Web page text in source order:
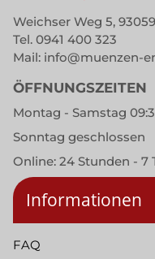
Weichser Weg 5,
Tel. 0941 400 323
Mail: info@muenzen-
ÖFFNUNGSZEITEN
Montag - Samstag
Sonntag geschlossen
Online: 24 Stunden - 7
Informationen
FAQ